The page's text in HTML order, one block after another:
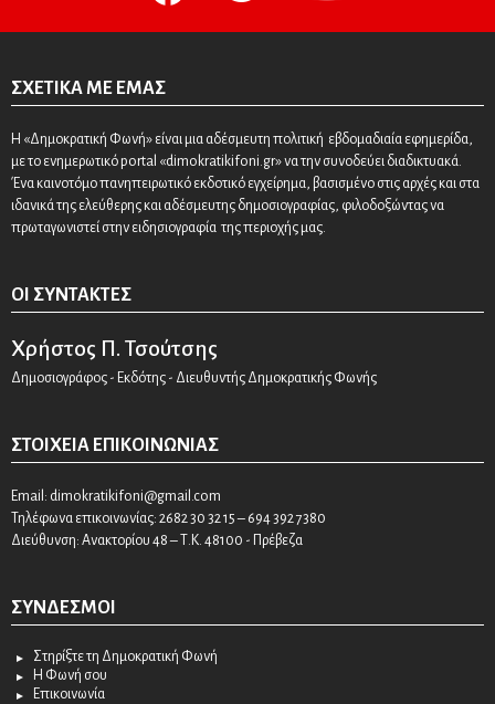
ΣΧΕΤΙΚΆ ΜΕ ΕΜΆΣ
Η «Δημοκρατική Φωνή» είναι μια αδέσμευτη πολιτική εβδομαδιαία εφημερίδα,
με το ενημερωτικό portal «dimokratikifoni.gr» να την συνοδεύει διαδικτυακά.
Ένα καινοτόμο πανηπειρωτικό εκδοτικό εγχείρημα, βασισμένο στις αρχές και στα
ιδανικά της ελεύθερης και αδέσμευτης δημοσιογραφίας, φιλοδοξώντας να
πρωταγωνιστεί στην ειδησιογραφία της περιοχής μας.
ΟΙ ΣΥΝΤΆΚΤΕΣ
Χρήστος Π. Τσούτσης
Δημοσιογράφος - Εκδότης - Διευθυντής Δημοκρατικής Φωνής
ΣΤΟΙΧΕΊΑ ΕΠΙΚΟΙΝΩΝΊΑΣ
Email: dimokratikifoni@gmail.com
Τηλέφωνα επικοινωνίας: 2682 30 32 15 – 694 392 7380
Διεύθυνση: Ανακτορίου 48 – Τ.Κ. 48100 - Πρέβεζα
ΣΎΝΔΕΣΜΟΙ
Στηρίξτε τη Δημοκρατική Φωνή
Η Φωνή σου
Επικοινωνία